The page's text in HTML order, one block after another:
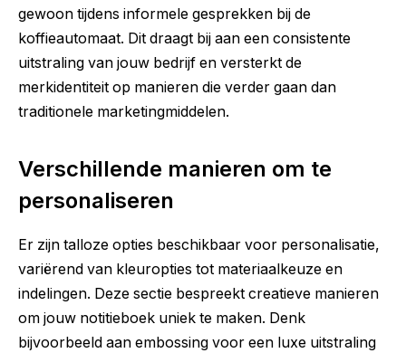
gewoon tijdens informele gesprekken bij de
koffieautomaat. Dit draagt bij aan een consistente
uitstraling van jouw bedrijf en versterkt de
merkidentiteit op manieren die verder gaan dan
traditionele marketingmiddelen.
Verschillende manieren om te
personaliseren
Er zijn talloze opties beschikbaar voor personalisatie,
variërend van kleuropties tot materiaalkeuze en
indelingen. Deze sectie bespreekt creatieve manieren
om jouw notitieboek uniek te maken. Denk
bijvoorbeeld aan embossing voor een luxe uitstraling